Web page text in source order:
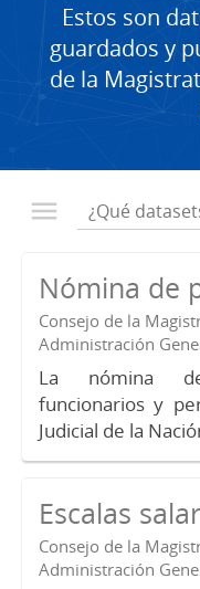
Estos son
guardados y
de la
Nómina de
Consejo de la
Administración
La nómina
funcionarios y
Judicial de la
Escalas
Consejo de la
Administración